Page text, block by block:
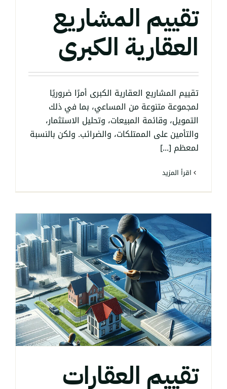
تقييم المشاريع
العقارية الكبرى
تقييم المشاريع العقارية الكبرى أمرًا ضروريًا
لمجموعة متنوعة من المساعي، بما في ذلك
التمويل، وقائمة المبيعات، وتحليل الاستثمار،
والتأمين على الممتلكات، والضرائب. ولكن بالنسبة
لمعظم [...]
تقييم العقارات